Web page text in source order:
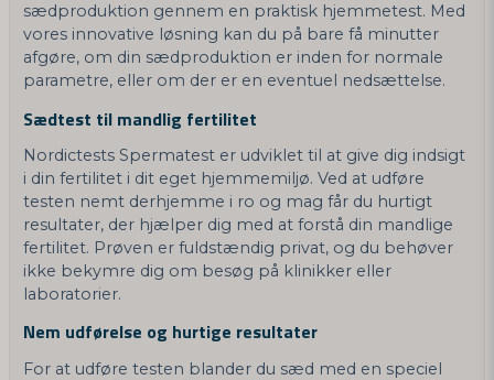
sædproduktion gennem en praktisk hjemmetest. Med
vores innovative løsning kan du på bare få minutter
afgøre, om din sædproduktion er inden for normale
parametre, eller om der er en eventuel nedsættelse.
Sædtest til mandlig fertilitet
Nordictests Spermatest er udviklet til at give dig indsigt
i din fertilitet i dit eget hjemmemiljø. Ved at udføre
testen nemt derhjemme i ro og mag får du hurtigt
resultater, der hjælper dig med at forstå din mandlige
fertilitet. Prøven er fuldstændig privat, og du behøver
ikke bekymre dig om besøg på klinikker eller
laboratorier.
Nem udførelse og hurtige resultater
For at udføre testen blander du sæd med en speciel